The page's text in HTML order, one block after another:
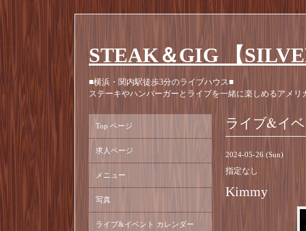
STEAK＆GIG 【
■横浜・関内駅徒歩3分のライブハウス■
ステーキやハンバーガーとライブを一緒に楽しめるアメリ
ライブ&イ
2024-05-26 (Sun)
指定なし
Kimmy
Top ページ
求人ページ
メニュー
写真
ライブ&イベント カレンダー